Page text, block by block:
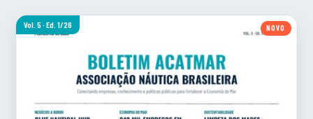
Vol. 5 · Ed. 1/26 NOVO